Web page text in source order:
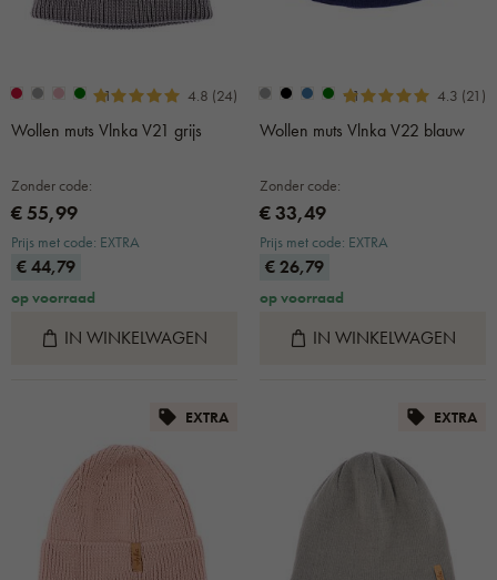
+1 4.8 (24)
Wollen muts Vlnka V21 grijs
Zonder code:
€ 55,99
Prijs met code: EXTRA
€ 44,79
op voorraad
IN WINKELWAGEN
+1 4.3 (21)
Wollen muts Vlnka V22 blauw
Zonder code:
€ 33,49
Prijs met code: EXTRA
€ 26,79
op voorraad
IN WINKELWAGEN
EXTRA EXTRA